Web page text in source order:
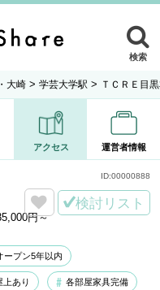
検索
大崎 > 学芸大学駅 > ＴＣＲＥ目
アクセス 運営者情報
円～
検討リスト
ープン5年以内
上あり 各部屋家具完備
ID:00000888